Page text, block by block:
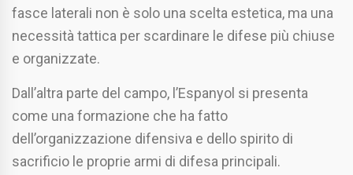
fasce laterali non è solo una scelta estetica, ma una
necessità tattica per scardinare le difese più chiuse
e organizzate.
Dall’altra parte del campo, l’Espanyol si presenta
come una formazione che ha fatto
dell’organizzazione difensiva e dello spirito di
sacrificio le proprie armi di difesa principali.